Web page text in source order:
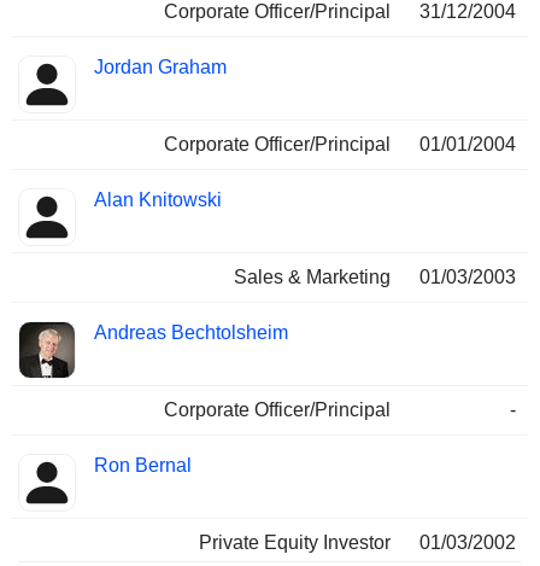
Corporate Officer/Principal 31/12/2004
Jordan Graham
Corporate Officer/Principal 01/01/2004
Alan Knitowski
Sales & Marketing 01/03/2003
Andreas Bechtolsheim
Corporate Officer/Principal -
Ron Bernal
Private Equity Investor
01/03/2002